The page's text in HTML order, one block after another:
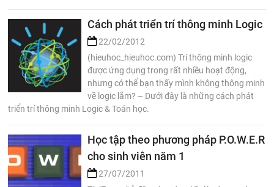
Cách phát triển trí thông minh Logic
22/02/2012
(hieuhoc_hieuhoc.com) Trí thông minh logic
được ứng dụng trong rất nhiều hoạt động,
nhưng có thể bạn thấy mình không thông minh
về logic lắm? – Dưới đây là những cách phát
triển trí thông minh Logic & Toán học.
Học tập theo phương pháp P.O.W.E.R
cho sinh viên năm 1
27/07/2011